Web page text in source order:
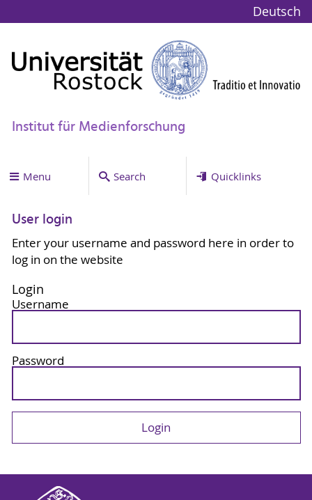
Deutsch
Institut für Medienforschung
Menu Search Quicklinks
User login
Enter your username and password here in order to
log in on the website
Login
Username
Password